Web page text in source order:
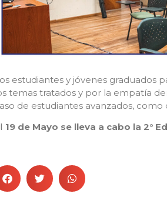
estudiantes y jóvenes graduados
temas tratados y por la empatía
de estudiantes avanzados,
19 de Mayo se lleva a cabo la 2°